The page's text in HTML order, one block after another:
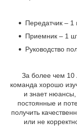
Передатчик – 1
Приемник – 1
Руководство
За более чем 10
команда хорошо
и знает
постоянные и
получить
или не